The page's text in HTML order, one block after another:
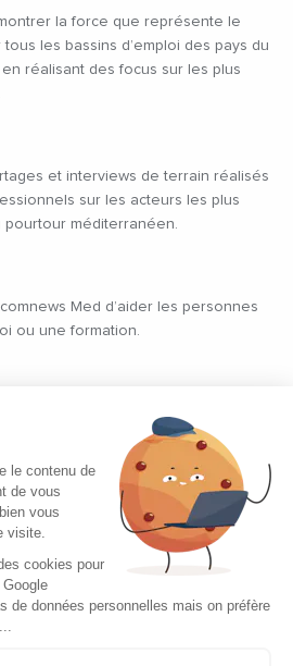
la force que représente le
les bassins d’emploi des pays du
réalisant des focus sur les plus
et interviews de terrain réalisés
sur les acteurs les plus
pourtour méditerranéen.
Med d’aider les personnes
ou une formation.
de la Méditerranée.
droits réservés
le contenu de
de vous
vous
visite.
cookies pour
de données personnelles mais on préfère